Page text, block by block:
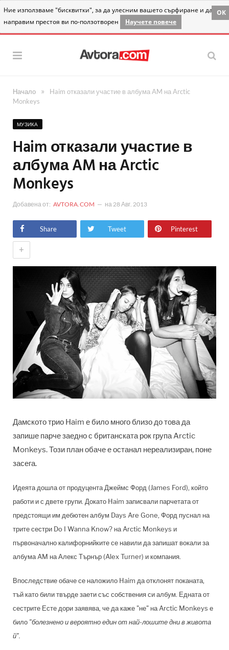
Ние използваме "бисквитки", за да улесним вашето сърфиране и да
направим престоя ви по-ползотворен
Научете повече
OK
Начало »
Haim отказали участие в албума AM на Arctic
Monkeys
МУЗИКА
Haim отказали участие в
албума AM на Arctic
Monkeys
Добавена от: AVTORA.COM на 28 Авг. 2013
Share Tweet Pinterest
+
Дамското трио Haim е било много близо до това да
запише парче заедно с британската рок група Arctic
Monkeys. Този план обаче е останал нереализиран, поне
засега.
Идеята дошла от продуцента Джеймс Форд (James Ford), който
работи и с двете групи. Докато Haim записвали парчетата от
предстоящи им дебютен албум Days Are Gone, Форд пуснал на
трите сестри Do I Wanna Know? на Arctic Monkeys и
първоначално калифорнийките се навили да запишат вокали за
албума AM на Алекс Търнър (Alex Turner) и компания.
Впоследствие обаче се наложило Haim да отклонят поканата,
тъй като били твърде заети със собствения си албум. Едната от
сестрите Есте дори заявява, че да каже "не" на Arctic Monkeys е
било "болезнено и вероятно един от най-лошите дни в живота
й".